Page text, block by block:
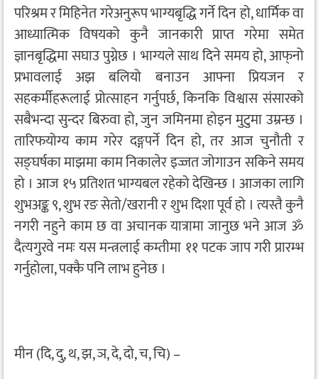
परिश्रम र मिहिनेत गरेअनुरूप भाग्यबृद्धि गर्ने दिन हो, धार्मिक वा
आध्यात्मिक विषयको कुनै जानकारी प्राप्त गरेमा समेत
ज्ञानबृद्धिमा सघाउ पुग्नेछ । भाग्यले साथ दिने समय हो, आफ्‌नो
प्रभावलाई अझ बलियो बनाउन आफ्ना प्रियजन र
सहकर्मीहरूलाई प्रोत्साहन गर्नुपर्छ, किनकि विश्वास संसारको
सबैभन्दा सुन्दर बिरुवा हो, जुन जमिनमा होइन मुटुमा उम्रन्छ ।
तारिफयोग्य काम गरेर दङ्गपर्ने दिन हो, तर आज चुनौती र
सङ्घर्षका माझमा काम निकालेर इज्जत जोगाउन सकिने समय
हो । आज १५ प्रतिशत भाग्यबल रहेको देखिन्छ । आजका लागि
शुभअङ्क ९, शुभ रङ सेतो/खरानी र शुभ दिशा पूर्व हो । त्यस्तै कुनै
नगरी नहुने काम छ वा अचानक यात्रामा जानुछ भने आज ॐ
दैत्यगुरवे नमः यस मन्त्रलाई कम्तीमा ११ पटक जाप गरी प्रारम्भ
गर्नुहोला, पक्कै पनि लाभ हुनेछ ।
मीन (दि, दु, थ, झ, ञ, दे, दो, च, चि) –